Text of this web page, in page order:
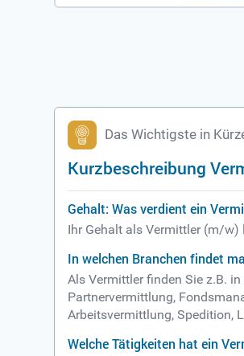
Das Wichtigste in
Kurzbeschreibung
Gehalt: Was verdient ein
Ihr Gehalt als Vermittler (m/
In welchen Branchen findet
Als Vermittler finden Sie z.B.
Partnervermittlung,
Arbeitsvermittlung, Spedition,
Welche Tätigkeiten hat ein